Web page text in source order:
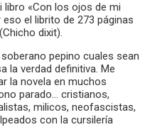
libro «Con los ojos de mi
eso el librito de 273 páginas
dixit).
pepino cuales sean
la verdad definitiva. Me
la novela en muchos
parado… cristianos,
milicos, neofascistas,
con la cursilería